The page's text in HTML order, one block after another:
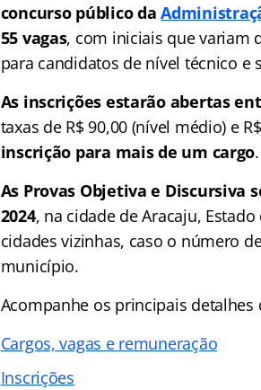
concurso público da
55 vagas, com iniciais que variam
para candidatos de nível técnico e
As inscrições estarão abertas
taxas de R$ 90,00 (nível médio) e
inscrição para mais de um cargo.
As Provas Objetiva e Discursiva
2024, na cidade de Aracaju,
cidades vizinhas, caso o número
município.
Acompanhe os principais detalhes
Cargos, vagas e remuneração
Inscrições